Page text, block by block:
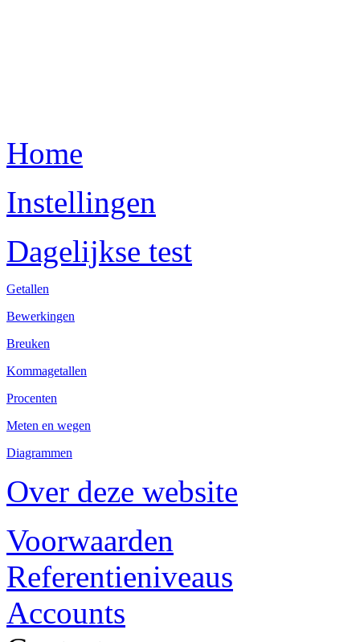
Home
Instellingen
Dagelijkse test
Getallen
Bewerkingen
Breuken
Kommagetallen
Procenten
Meten en wegen
Diagrammen
Over deze website
Voorwaarden
Referentieniveaus
Accounts